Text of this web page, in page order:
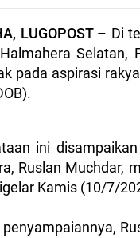
LUGOPOST – Di
Halmahera
pada aspirasi
ini
Ruslan Muchdar,
Kamis (10/7/